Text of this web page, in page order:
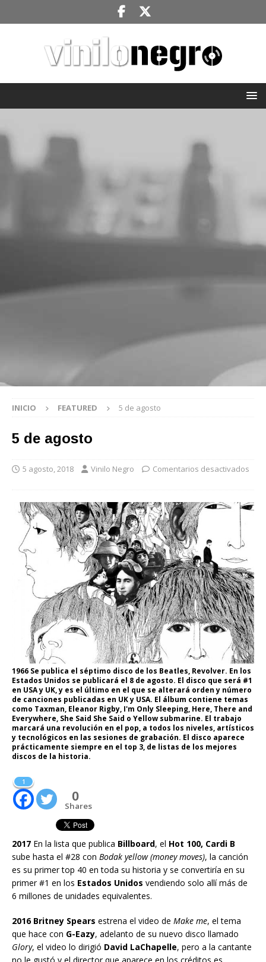
INICIO FEATURED 5 de agosto
5 de agosto
5 agosto, 2018 Vinilo Negro Comentarios desactivados
1966 Se publica el séptimo disco de los Beatles, Revolver. En los
Estados Unidos se publicará el 8 de agosto. El disco que será #1
en USA y UK, y es el último en el que se alterará orden y número
de canciones publicadas en UK y USA. El álbum contiene temas
como Taxman, Eleanor Rigby, I'm Only Sleeping, Here, There and
Everywhere, She Said She Said o Yellow submarine. El trabajo
marcará una revolución en el pop, a todos los niveles, artísticos
y tecnológicos en las sesiones de grabación. El disco aparece
prácticamente siempre en el top 3, de listas de los mejores
discos de la historia.
1
0
Shares
2017 En la lista que publica Billboard, el Hot 100, Cardi B
sube hasta el #28 con Bodak yellow (money moves), la canción
es su primer top 40 en toda su historia y se convertiría en su
primer #1 en los Estados Unidos vendiendo solo allí más de
6 millones de unidades equivalentes.
2016 Britney Spears estrena el video de Make me, el tema
que hace con G-Eazy, adelanto de su nuevo disco llamado
Glory, el video lo dirigió David LaChapelle, pero a la cantante
no le gustó y el director que aparece en los créditos es